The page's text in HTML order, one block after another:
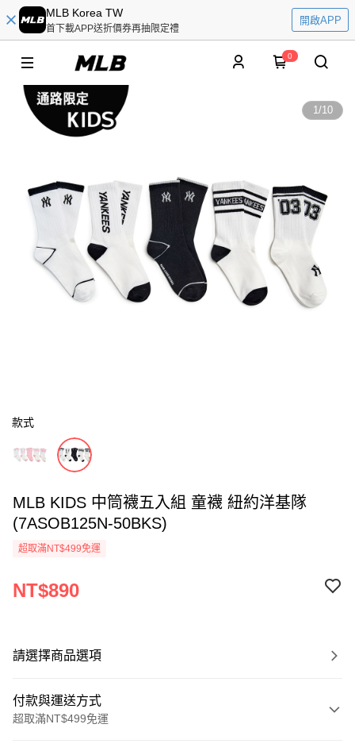
MLB Korea TW
首下載APP送折價券再抽限定禮
開啟APP
0
1/10
款式
MLB KIDS 中筒襪五入組 童襪 紐約洋基隊
(7ASOB125N-50BKS)
超取滿NT$499免運
NT$890
請選擇商品選項
付款與運送方式
超取滿NT$499免運